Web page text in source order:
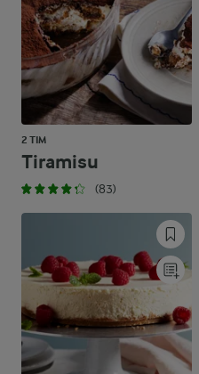
2 TIM
Tiramisu
(83)